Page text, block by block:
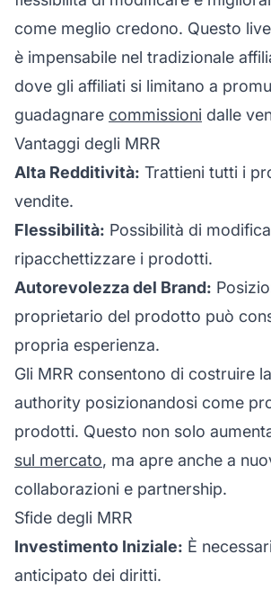
come meglio credono. Questo
è impensabile nel tradizionale
dove gli affiliati si limitano a
guadagnare commissioni dalle
Vantaggi degli MRR
Alta Redditività: Trattieni tutti i
vendite.
Flessibilità: Possibilità di
ripacchettizzare i prodotti.
Autorevolezza del Brand:
proprietario del prodotto può
propria esperienza.
Gli MRR consentono di costruire
authority posizionandosi come
prodotti. Questo non solo
sul mercato, ma apre anche a
collaborazioni e partnership.
Sfide degli MRR
Investimento Iniziale: È
anticipato dei diritti.